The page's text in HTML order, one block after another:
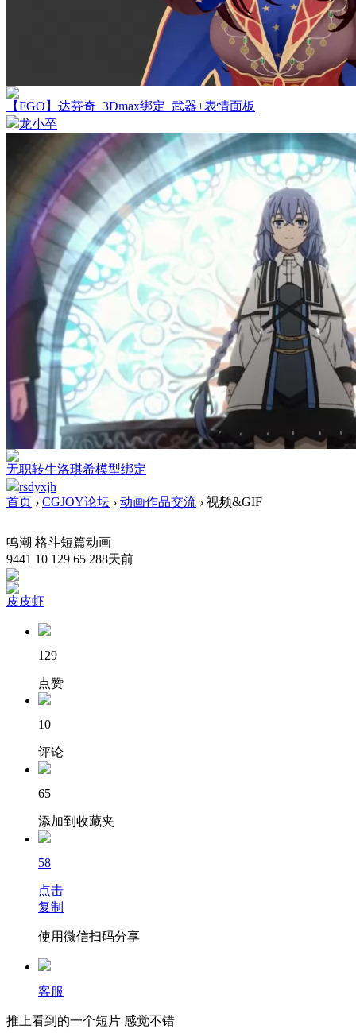
【FGO】达芬奇_3Dmax绑定_武器+表情面板
龙小卒
无职转生洛琪希模型绑定
rsdyxjh
首页 › CGJOY论坛 › 动画作品交流 › 视频&GIF
鸣潮 格斗短篇动画
9441 10 129 65 288天前
皮皮虾
129
点赞
10
评论
65
添加到收藏夹
58
点击
复制
使用微信扫码分享
客服
推上看到的一个短片 感觉不错